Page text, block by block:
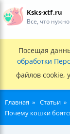
Ksks-xtf.ru
Все, что
Посещая
обработки
файлов cookie,
Главная Статьи
Почему кошки